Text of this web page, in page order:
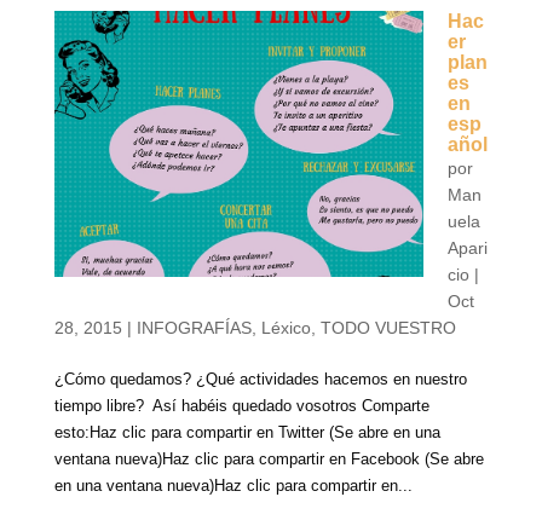
Hac
er
plan
es
en
esp
añol
por
Man
uela
Apari
cio|
Oct
28, 2015 | INFOGRAFÍAS, Léxico, TODO VUESTRO
¿Cómo quedamos? ¿Qué actividades hacemos en nuestro
tiempo libre? Así habéis quedado vosotros Comparte
esto:Haz clic para compartir en Twitter (Se abre en una
ventana nueva)Haz clic para compartir en Facebook (Se abre
en una ventana nueva)Haz clic para compartir en...